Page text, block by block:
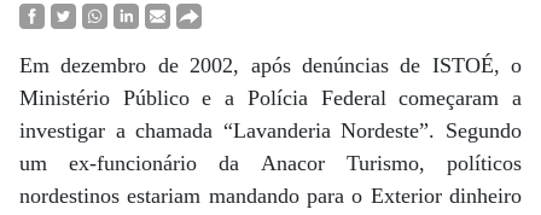
Em dezembro de 2002, após denúncias de ISTOÉ, o
Ministério Público e a Polícia Federal começaram a
investigar a chamada “Lavanderia Nordeste”. Segundo
um ex-funcionário da Anacor Turismo, políticos
nordestinos estariam mandando para o Exterior dinheiro